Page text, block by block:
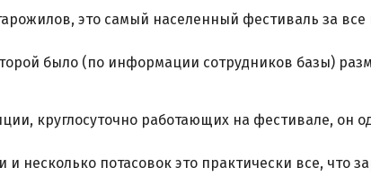
это самый населенный фестиваль за
было (по информации сотрудников базы)
круглосуточно работающих на фестивале, он
несколько потасовок это практически все, что